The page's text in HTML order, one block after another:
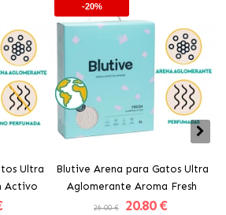
Ultra
Activo
-20%
Blutive Arena para Gatos Ultra
Aglomerante Aroma Fresh
26.00 € 20.80 €